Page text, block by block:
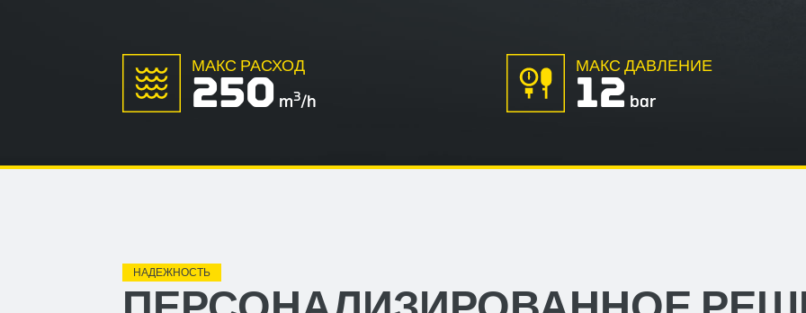
МАКС РАСХОД
250 m3/h
МАКС ДАВЛЕНИЕ
12 bar
НАДЕЖНОСТЬ